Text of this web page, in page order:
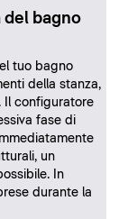
del bagno
tuo bagno
della stanza,
Il configuratore
fase di
un
In
durante la